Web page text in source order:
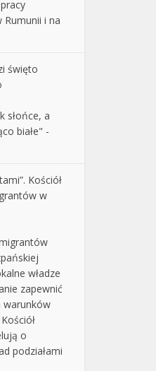
i na
święto
słońce, a
białe" -
Kościół
w
władze
zapewnić
warunków
o
podziałami